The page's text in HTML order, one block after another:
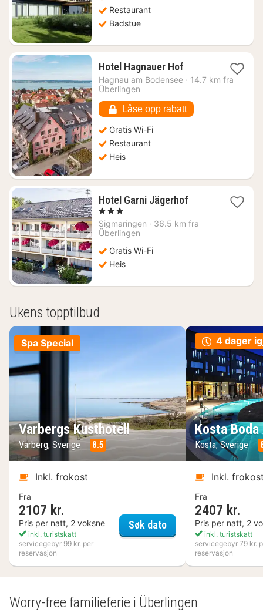
Restaurant
Badstue
Hotel Hagnauer Hof1
natt
kr.
Hagnau am Bodensee · 14.7 km fra
Überlingen
Låse opp rabatt
Gratis Wi-Fi
Restaurant
Heis
Hotel Garni Jägerhof1
fra
, 3 Stjerner
Sigmaringen · 36.5 km fra
Überlingen
Gratis Wi-Fi
Heis
Ukens topptilbud
Spa Special
Varbergs Kusthotell
Varberg, Sverige 8.5
Inkl. frokost
Fra
2107 kr.
Pris per natt, 2 voksne
inkl. turistskatt
servicegebyr 99 kr. per
reservasjon
Søk datoVarbergs Kusthotell
4 dager
Kosta
Kosta, Sverige
Inkl.
Fra
2407 kr.
Pris per natt, 2
inkl. turistskatt
servicegebyr 79 kr.
reservasjon
Worry-free familieferie i Überlingen